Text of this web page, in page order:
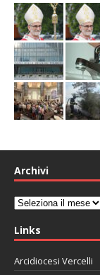
Archivi
Archivi
Links
Arcidiocesi Vercelli